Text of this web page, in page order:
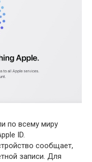
по всему миру
ID.
сообщает,
записи. Для